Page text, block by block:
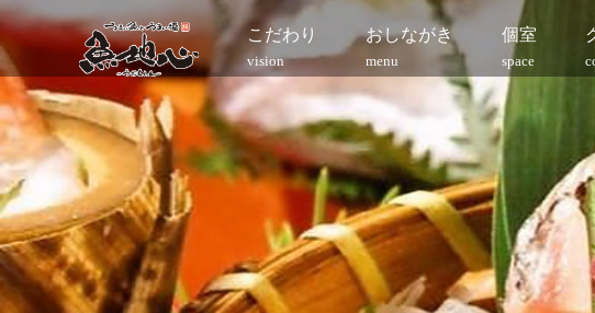
こだわり
vision
おしながき
menu
個室
space